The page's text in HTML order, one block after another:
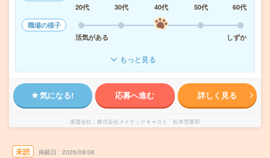
20代
30代 40代 50代
60代
職場の様子
活気がある
しずか
もっと見る
気になる! 応募へ進む 詳しく見る
派遣会社 株式会社メイテックキャスト 松本営業所
未読 掲載日 2026/08/08